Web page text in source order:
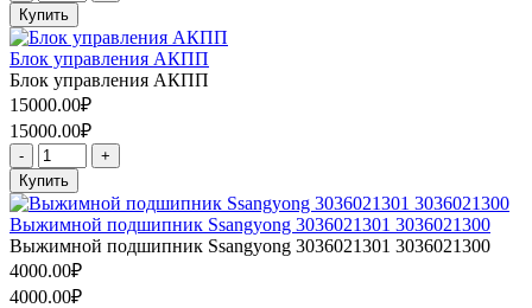
Купить
Блок управления АКПП
Блок управления АКПП
15000.00₽
15000.00₽
-
+
Купить
Выжимной подшипник Ssangyong 3036021301 3036021300
Выжимной подшипник Ssangyong 3036021301 3036021300
4000.00₽
4000.00₽